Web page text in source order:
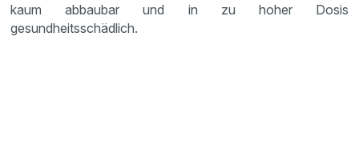
kaum abbaubar und in zu hoher Dosis
gesundheitsschädlich.